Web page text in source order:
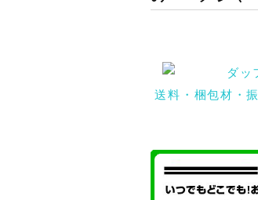
送料・梱包材・